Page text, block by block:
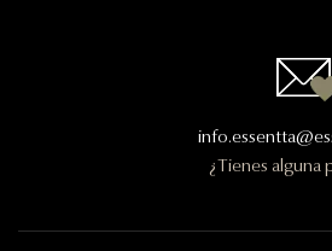
¿Tienes alguna